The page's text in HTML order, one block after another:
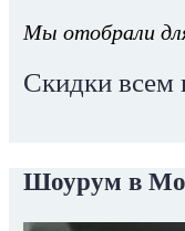
Мы отобрали
Скидки всем
Шоурум в